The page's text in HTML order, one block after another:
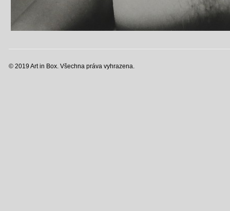
© 2019 Art in Box. Všechna práva vyhrazena.